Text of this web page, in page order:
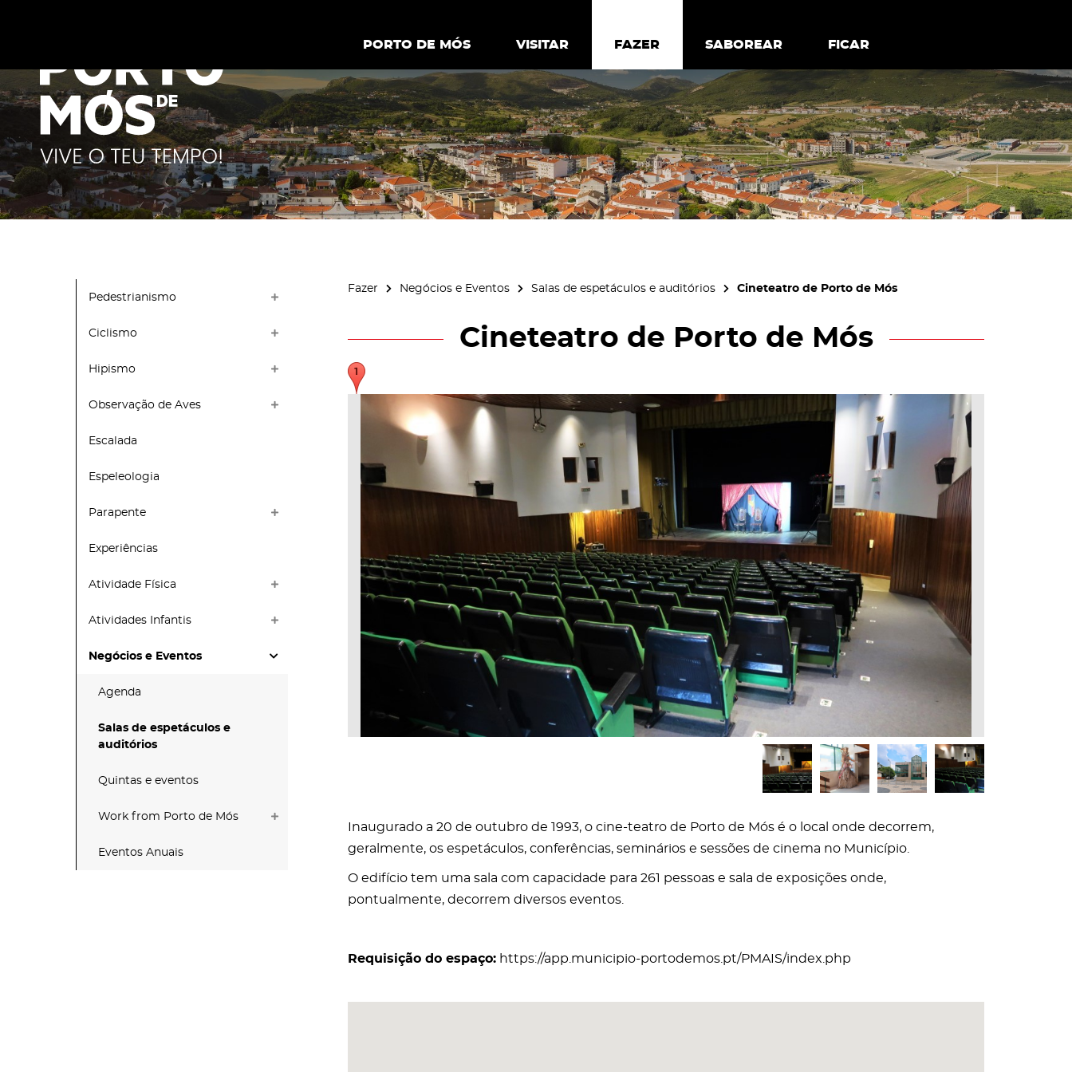
PORTO DE MÓS
VISITAR FAZER SABOREAR FICAR
PORTO DE MÓS VISITAR FAZER SABOREAR FICAR
Pedestrianismo
Ciclismo
Hipismo
Observação de Aves
Escalada
Espeleologia
Parapente
Experiências
Atividade Física
Atividades Infantis
Negócios e Eventos
Agenda
Salas de espetáculos e
auditórios
Quintas e eventos
Work from Porto de Mós
Eventos Anuais
Fazer Negócios e Eventos Salas de espetáculos e auditórios Cineteatro de Porto de Mós
Cineteatro de Porto de Mós
Inaugurado a 20 de outubro de 1993, o cine-teatro de Porto de Mós é o local onde decorrem,
geralmente, os espetáculos, conferências, seminários e sessões de cinema no Município.
O edifício tem uma sala com capacidade para 261 pessoas e sala de exposições onde,
pontualmente, decorrem diversos eventos.
Requisição do espaço: https://app.municipio-portodemos.pt/PMAIS/index.php